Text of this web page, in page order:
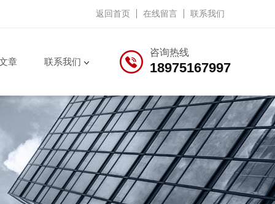
返回首页 在线留言 联系我们
咨询热线
18975167997
章 联系我们